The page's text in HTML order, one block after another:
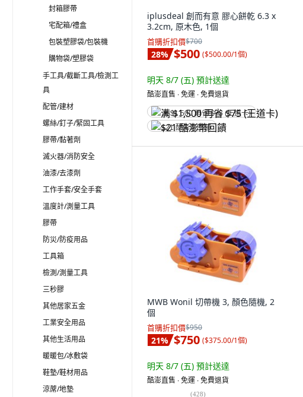
封箱膠帶
宅配箱/禮盒
包裝塑膠袋/包裝機
購物袋/塑膠袋
手工具/截斷工具/檢測工
具
配管/建材
螺絲/釘子/緊固工具
膠帶/黏著劑
滅火器/消防安全
油漆/去漆劑
工作手套/安全手套
溫度計/測量工具
膠帶
防災/防疫用品
工具箱
檢測/測量工具
三秒膠
其他居家五金
工業安全用品
其他生活用品
暖暖包/冰敷袋
鞋墊/鞋材用品
涼蓆/地墊
iplusdeal 創而有意 膠心餅乾 6.3 x
3.2cm, 原木色, 1個
首購折扣價$700
28% $500 ($500.00/1個)
明天 8/7 (五) 預計送達
酷澎直售 ∙ 免運 ∙ 免費退貨
满 $1,500 再省 $75 (王道卡)
$21 酷澎幣回饋
MWB Wonil 切帶機 3, 顏色隨機, 2
個
首購折扣價$950
21% $750 ($375.00/1個)
明天 8/7 (五) 預計送達
酷澎直售 ∙ 免運 ∙ 免費退貨
(428)